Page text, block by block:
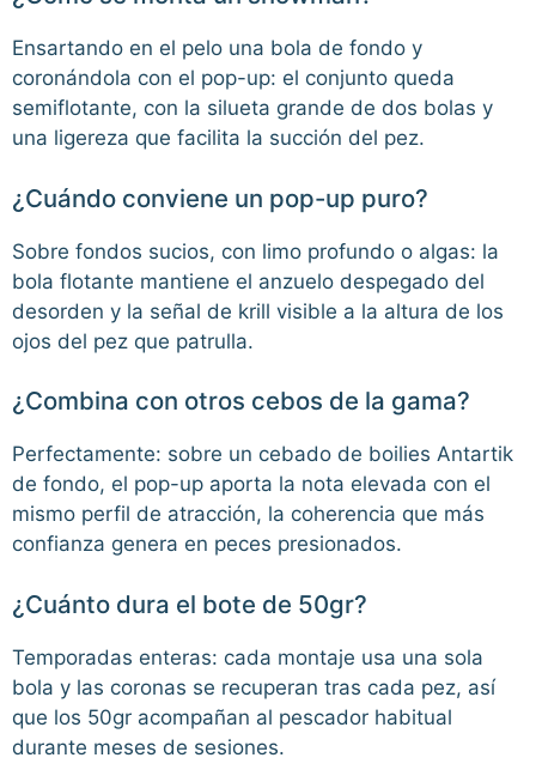
Ensartando en el pelo una bola de fondo y
coronándola con el pop-up: el conjunto queda
semiflotante, con la silueta grande de dos bolas y
una ligereza que facilita la succión del pez.
¿Cuándo conviene un pop-up puro?
Sobre fondos sucios, con limo profundo o algas: la
bola flotante mantiene el anzuelo despegado del
desorden y la señal de krill visible a la altura de los
ojos del pez que patrulla.
¿Combina con otros cebos de la gama?
Perfectamente: sobre un cebado de boilies Antartik
de fondo, el pop-up aporta la nota elevada con el
mismo perfil de atracción, la coherencia que más
confianza genera en peces presionados.
¿Cuánto dura el bote de 50gr?
Temporadas enteras: cada montaje usa una sola
bola y las coronas se recuperan tras cada pez, así
que los 50gr acompañan al pescador habitual
durante meses de sesiones.